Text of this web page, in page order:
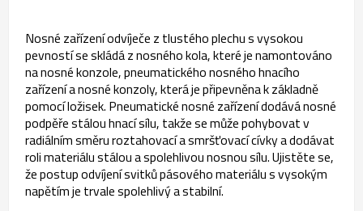
Nosné zařízení odvíječe z tlustého plechu s vysokou
pevností se skládá z nosného kola, které je namontováno
na nosné konzole, pneumatického nosného hnacího
zařízení a nosné konzoly, která je připevněna k základně
pomocí ložisek. Pneumatické nosné zařízení dodává nosné
podpěře stálou hnací sílu, takže se může pohybovat v
radiálním směru roztahovací a smršťovací cívky a dodávat
roli materiálu stálou a spolehlivou nosnou sílu. Ujistěte se,
že postup odvíjení svitků pásového materiálu s vysokým
napětím je trvale spolehlivý a stabilní.